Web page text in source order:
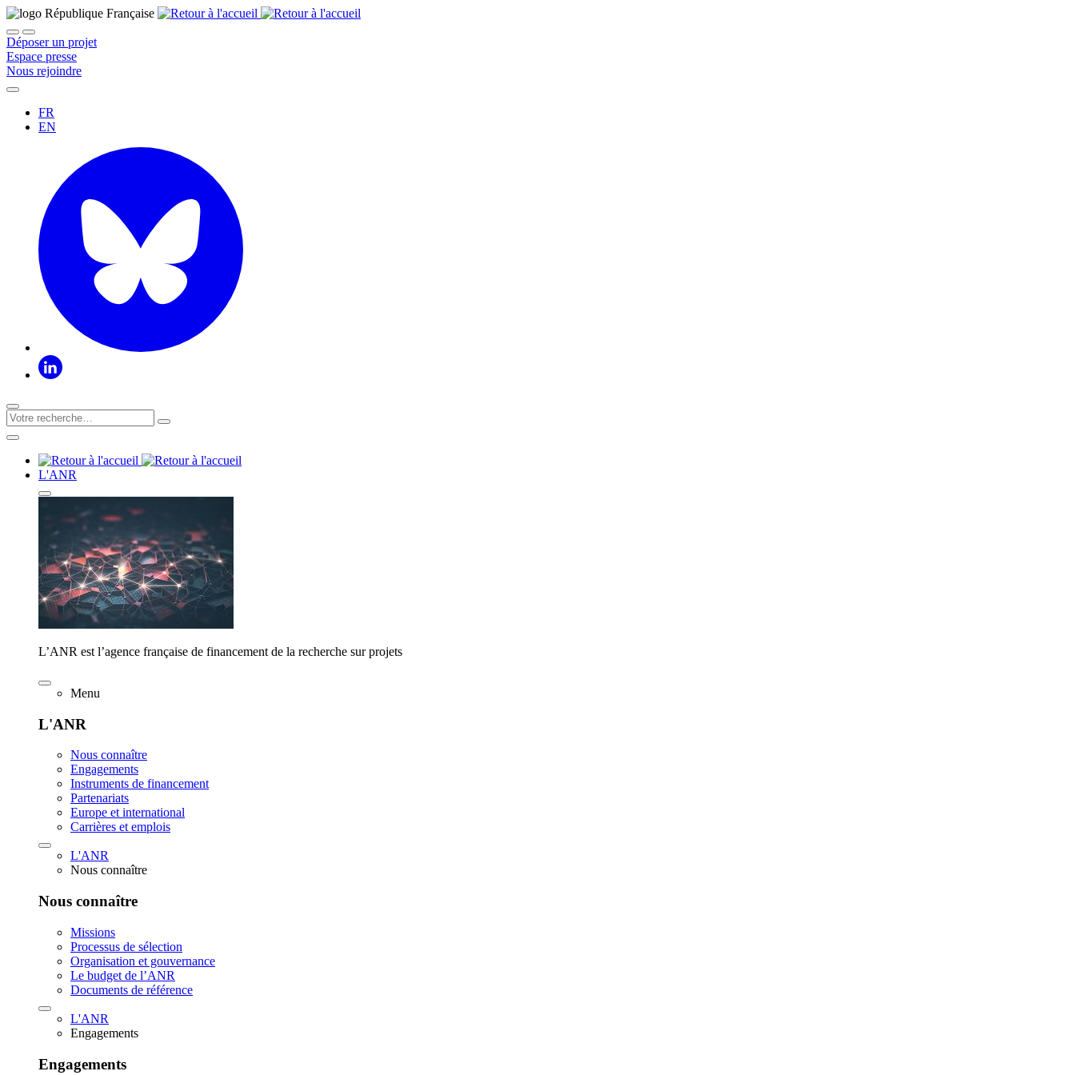
Déposer un projet
Espace presse
Nous rejoindre
FR
EN
L'ANR
L’ANR est l’agence française de financement de la recherche sur projets
Menu
L'ANR
Nous connaître
Engagements
Instruments de financement
Partenariats
Europe et international
Carrières et emplois
L'ANR
Nous connaître
Nous connaître
Missions
Processus de sélection
Organisation et gouvernance
Le budget de l’ANR
Documents de référence
L'ANR
Engagements
Engagements